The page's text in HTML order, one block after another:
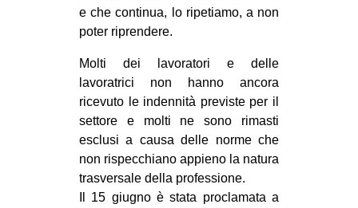
e che continua, lo ripetiamo, a non
poter riprendere.
Molti dei lavoratori e delle
lavoratrici non hanno ancora
ricevuto le indennità previste per il
settore e molti ne sono rimasti
esclusi a causa delle norme che
non rispecchiano appieno la natura
trasversale della professione.
Il 15 giugno è stata proclamata a